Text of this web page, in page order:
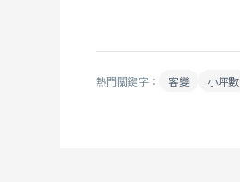
熱門關鍵字： 客變 小坪數